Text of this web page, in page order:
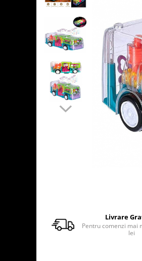
Livrare
Pentru comenzi mai
lei